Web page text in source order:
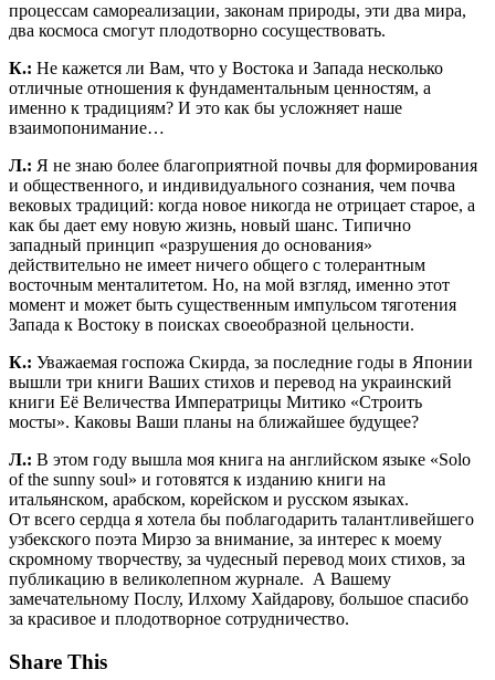
процессам самореализации, законам природы, эти два мира,
два космоса смогут плодотворно сосуществовать.
К.: Не кажется ли Вам, что у Востока и Запада несколько
отличные отношения к фундаментальным ценностям, а
именно к традициям? И это как бы усложняет наше
взаимопонимание…
Л.: Я не знаю более благоприятной почвы для формирования
и общественного, и индивидуального сознания, чем почва
вековых традиций: когда новое никогда не отрицает старое, а
как бы дает ему новую жизнь, новый шанс. Типично
западный принцип «разрушения до основания»
действительно не имеет ничего общего с толерантным
восточным менталитетом. Но, на мой взгляд, именно этот
момент и может быть существенным импульсом тяготения
Запада к Востоку в поисках своеобразной цельности.
К.: Уважаемая госпожа Скирда, за последние годы в Японии
вышли три книги Ваших стихов и перевод на украинский
книги Её Величества Императрицы Митико «Строить
мосты». Каковы Ваши планы на ближайшее будущее?
Л.: В этом году вышла моя книга на английском языке «Solo
of the sunny soul» и готовятся к изданию книги на
итальянском, арабском, корейском и русском языках.
От всего сердца я хотела бы поблагодарить талантливейшего
узбекского поэта Мирзо за внимание, за интерес к моему
скромному творчеству, за чудесный перевод моих стихов, за
публикацию в великолепном журнале. А Вашему
замечательному Послу, Илхому Хайдарову, большое спасибо
за красивое и плодотворное сотрудничество.
Share This